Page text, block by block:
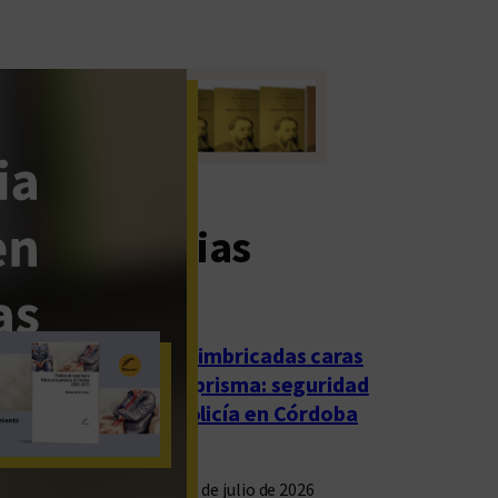
noticias
Las imbricadas caras
del prisma: seguridad
y policía en Córdoba
23 de julio de 2026